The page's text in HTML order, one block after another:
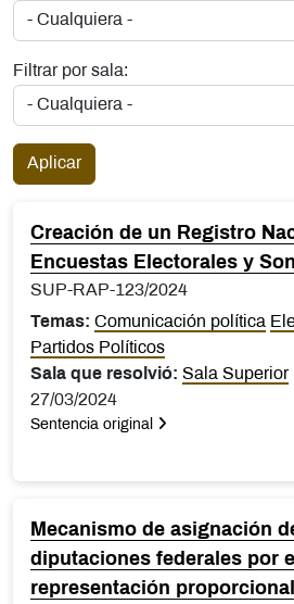
Filtrar por sala:
Aplicar
Creación de un Registro
Encuestas Electorales y
SUP-RAP-123/2024
Temas: Comunicación política
Partidos Políticos
Sala que resolvió: Sala Superior
27/03/2024
Sentencia original
Mecanismo de asignación
diputaciones federales por
representación proporcional